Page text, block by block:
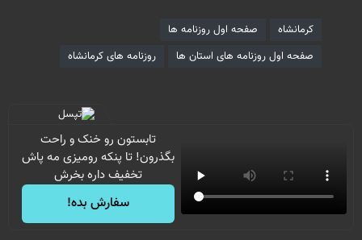
کرمانشاه
صفحه اول روزنامه ها
صفحه اول روزنامه های استان ها
روزنامه های کرمانشاه
تابستون رو خنک و راحت
بگذرون! تا پنکه رومیزی مه پاش
تخفیف داره بخرش
سفارش بده!